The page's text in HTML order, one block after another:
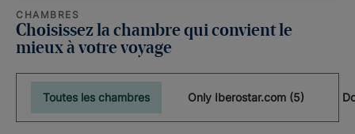
CHAMBRES
Choisissez la chambre qui convient le
mieux à votre voyage
Toutes les chambres Only Iberostar.com (5)